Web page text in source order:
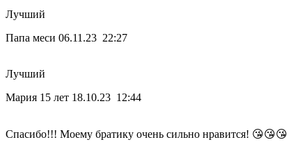
Лучший
Папа меси 06.11.23 22:27
Лучший
Мария 15 лет 18.10.23 12:44
Спасибо!!! Моему братику очень сильно нравится! 😘😘😘